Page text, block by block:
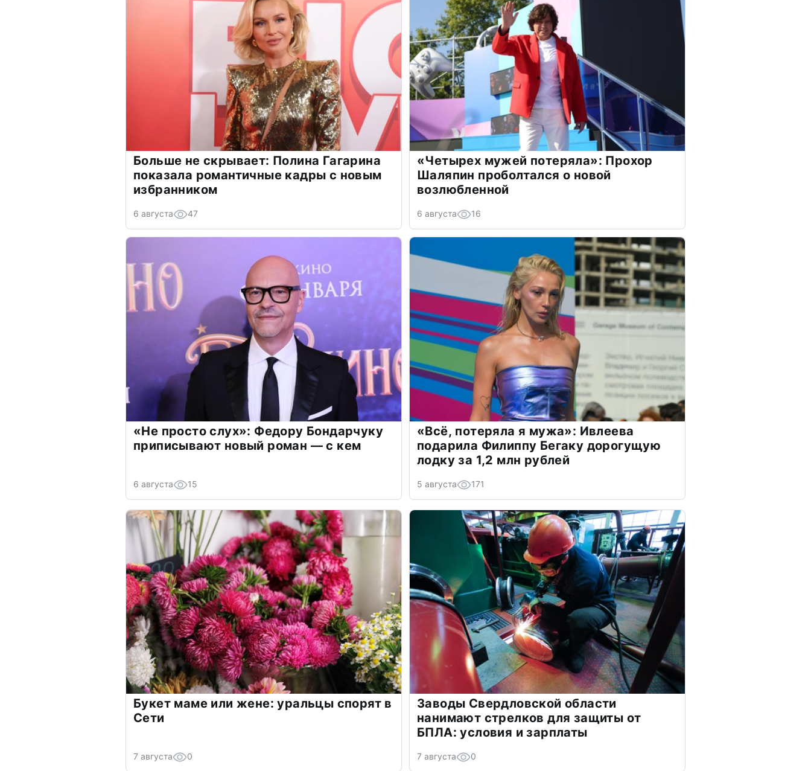
Больше не скрывает: Полина Гагарина
показала романтичные кадры с новым
избранником
6 августа 47
«Четырех мужей потеряла»: Прохор
Шаляпин проболтался о новой
возлюбленной
6 августа 16
«Не просто слух»: Федору Бондарчуку
приписывают новый роман — с кем
6 августа 15
«Всё, потеряла я мужа»: Ивлеева
подарила Филиппу Бегаку дорогущую
лодку за 1,2 млн рублей
5 августа 171
Букет маме или жене: уральцы спорят в
Сети
7 августа 0
Заводы Свердловской области
нанимают стрелков для защиты от
БПЛА: условия и зарплаты
7 августа 0